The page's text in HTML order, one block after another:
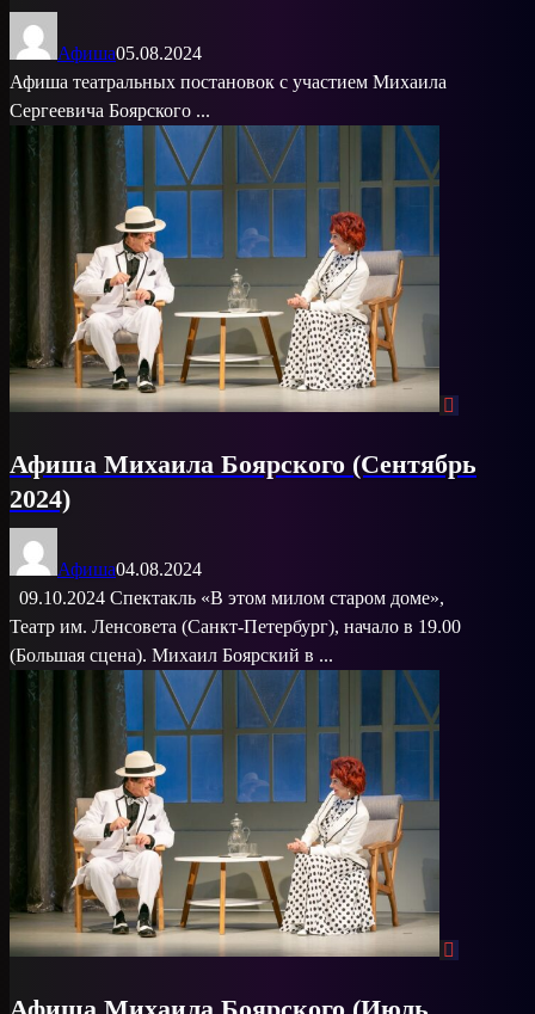
Афиша05.08.2024
Афиша театральных постановок с участием Михаила
Сергеевича Боярского ...
Афиша Михаила Боярского (Сентябрь
2024)
Афиша04.08.2024
09.10.2024 Спектакль «В этом милом старом доме»,
Театр им. Ленсовета (Санкт-Петербург), начало в 19.00
(Большая сцена). Михаил Боярский в ...